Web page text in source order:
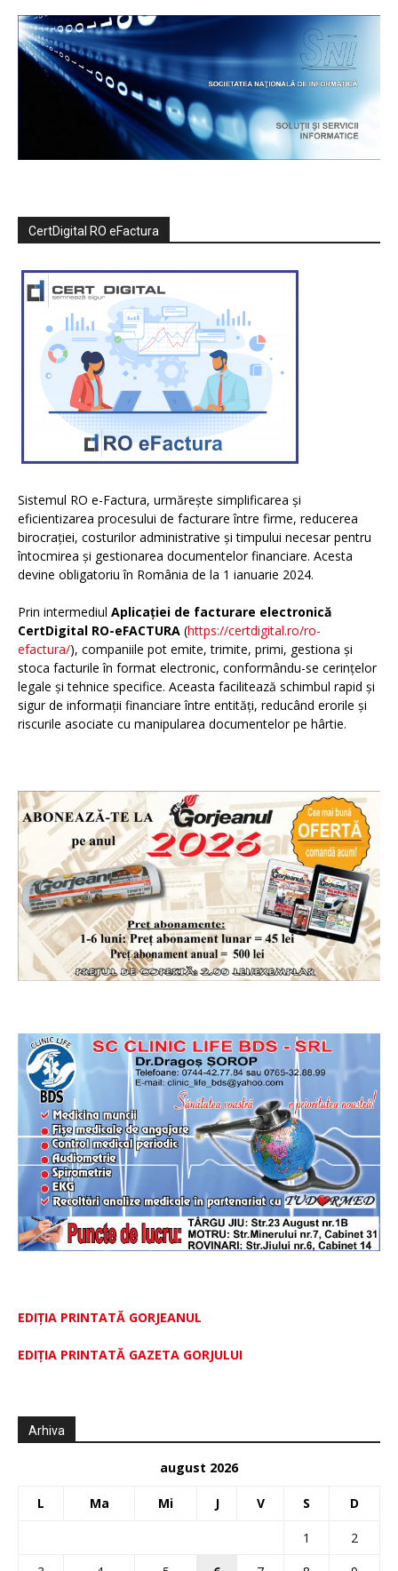
CertDigital RO eFactura
Sistemul RO e-Factura, urmărește simplificarea și
eficientizarea procesului de facturare între firme, reducerea
birocrației, costurilor administrative și timpului necesar pentru
întocmirea și gestionarea documentelor financiare. Acesta
devine obligatoriu în România de la 1 ianuarie 2024.
Prin intermediul Aplicației de facturare electronică
CertDigital RO-eFACTURA (https://certdigital.ro/ro-
efactura/), companiile pot emite, trimite, primi, gestiona și
stoca facturile în format electronic, conformându-se cerințelor
legale și tehnice specifice. Aceasta facilitează schimbul rapid și
sigur de informații financiare între entități, reducând erorile și
riscurile asociate cu manipularea documentelor pe hârtie.
EDIȚIA PRINTATĂ GORJEANUL
EDIŢIA PRINTATĂ GAZETA GORJULUI
Arhiva
august 2026
L Ma Mi J V S D
1
2